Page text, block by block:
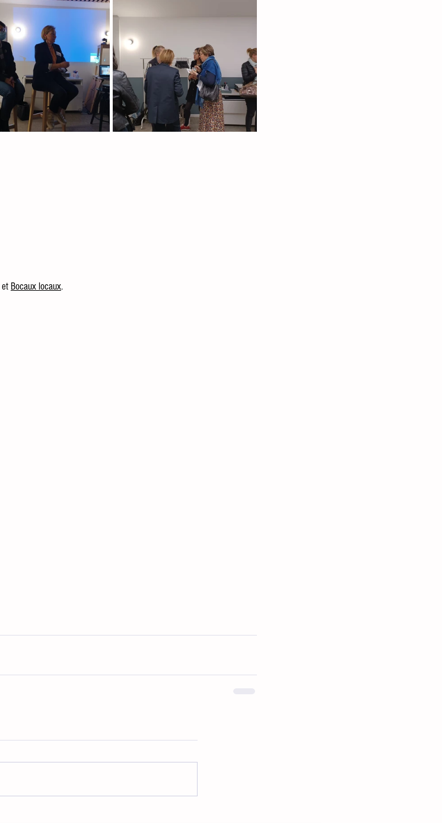
et Bocaux locaux.